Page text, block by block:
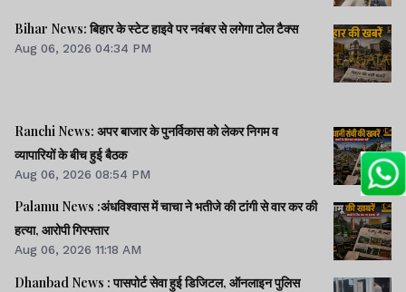
Bihar News: बिहार के स्टेट हाइवे पर नवंबर से लगेगा टोल टैक्स
Aug 06, 2026 04:34 PM
Ranchi News: अपर बाजार के पुनर्विकास को लेकर निगम व
व्यापारियों के बीच हुई बैठक
Aug 06, 2026 08:54 PM
Palamu News :अंधविश्वास में चाचा ने भतीजे की टांगी से वार कर की
हत्या, आरोपी गिरफ्तार
Aug 06, 2026 11:18 AM
Dhanbad News : पासपोर्ट सेवा हुई डिजिटल, ऑनलाइन पुलिस